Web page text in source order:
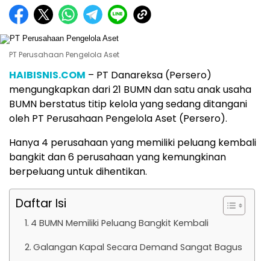
PT Perusahaan Pengelola Aset
HAIBISNIS.COM – PT Danareksa (Persero)
mengungkapkan dari 21 BUMN dan satu anak usaha
BUMN berstatus titip kelola yang sedang ditangani
oleh PT Perusahaan Pengelola Aset (Persero).
Hanya 4 perusahaan yang memiliki peluang kembali
bangkit dan 6 perusahaan yang kemungkinan
berpeluang untuk dihentikan.
Daftar Isi
4 BUMN Memiliki Peluang Bangkit Kembali
Galangan Kapal Secara Demand Sangat Bagus